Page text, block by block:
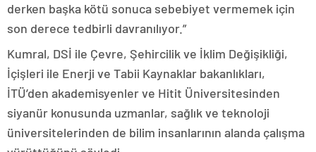
derken başka kötü sonuca sebebiyet vermemek için
son derece tedbirli davranılıyor.”
Kumral, DSİ ile Çevre, Şehircilik ve İklim Değişikliği,
İçişleri ile Enerji ve Tabii Kaynaklar bakanlıkları,
İTÜ’den akademisyenler ve Hitit Üniversitesinden
siyanür konusunda uzmanlar, sağlık ve teknoloji
üniversitelerinden de bilim insanlarının alanda çalışma